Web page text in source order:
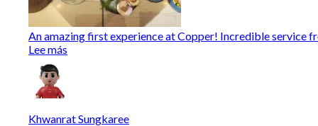
An amazing first experience at Copper! Incredible service
Lee más
Khwanrat Sungkaree